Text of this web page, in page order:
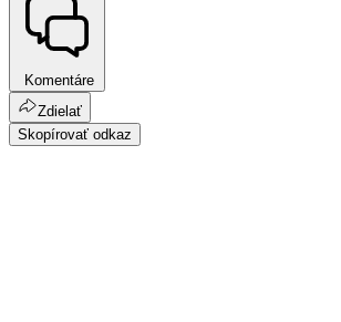
Komentáre
Zdielať
Skopírovať odkaz